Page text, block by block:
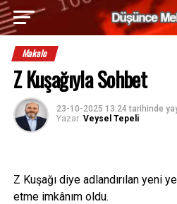
Makale
Z Kuşağıyla Sohbet
23-10-2025 13:24 tarihinde
Yazar: Veysel Tepeli
Z Kuşağı diye adlandırılan yeni
etme imkânım oldu.